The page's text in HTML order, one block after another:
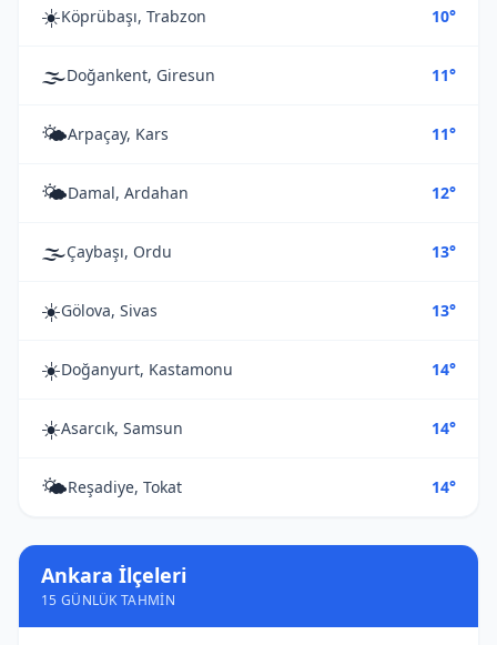
☀️Köprübaşı, Trabzon 10°
🌫️Doğankent, Giresun 11°
🌤️Arpaçay, Kars 11°
🌤️Damal, Ardahan 12°
🌫️Çaybaşı, Ordu 13°
☀️Gölova, Sivas 13°
☀️Doğanyurt, Kastamonu 14°
☀️Asarcık, Samsun 14°
🌤️Reşadiye, Tokat 14°
Ankara İlçeleri
15 GÜNLÜK TAHMIN